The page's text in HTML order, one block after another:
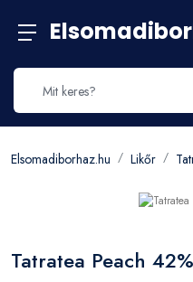
Elsomadiborhaz.hu Likőr
Tatratea Peach